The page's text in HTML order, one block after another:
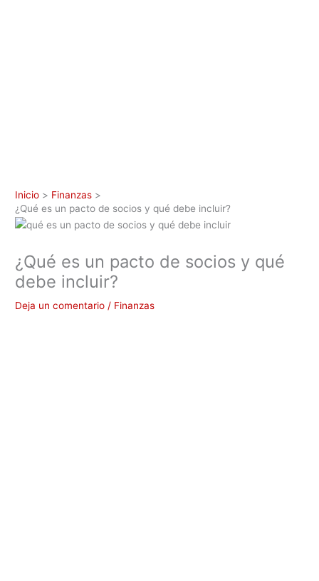
Inicio
Finanzas
¿Qué es un pacto de socios y qué debe incluir?
¿Qué es un pacto de socios y qué
debe incluir?
Deja un comentario / Finanzas